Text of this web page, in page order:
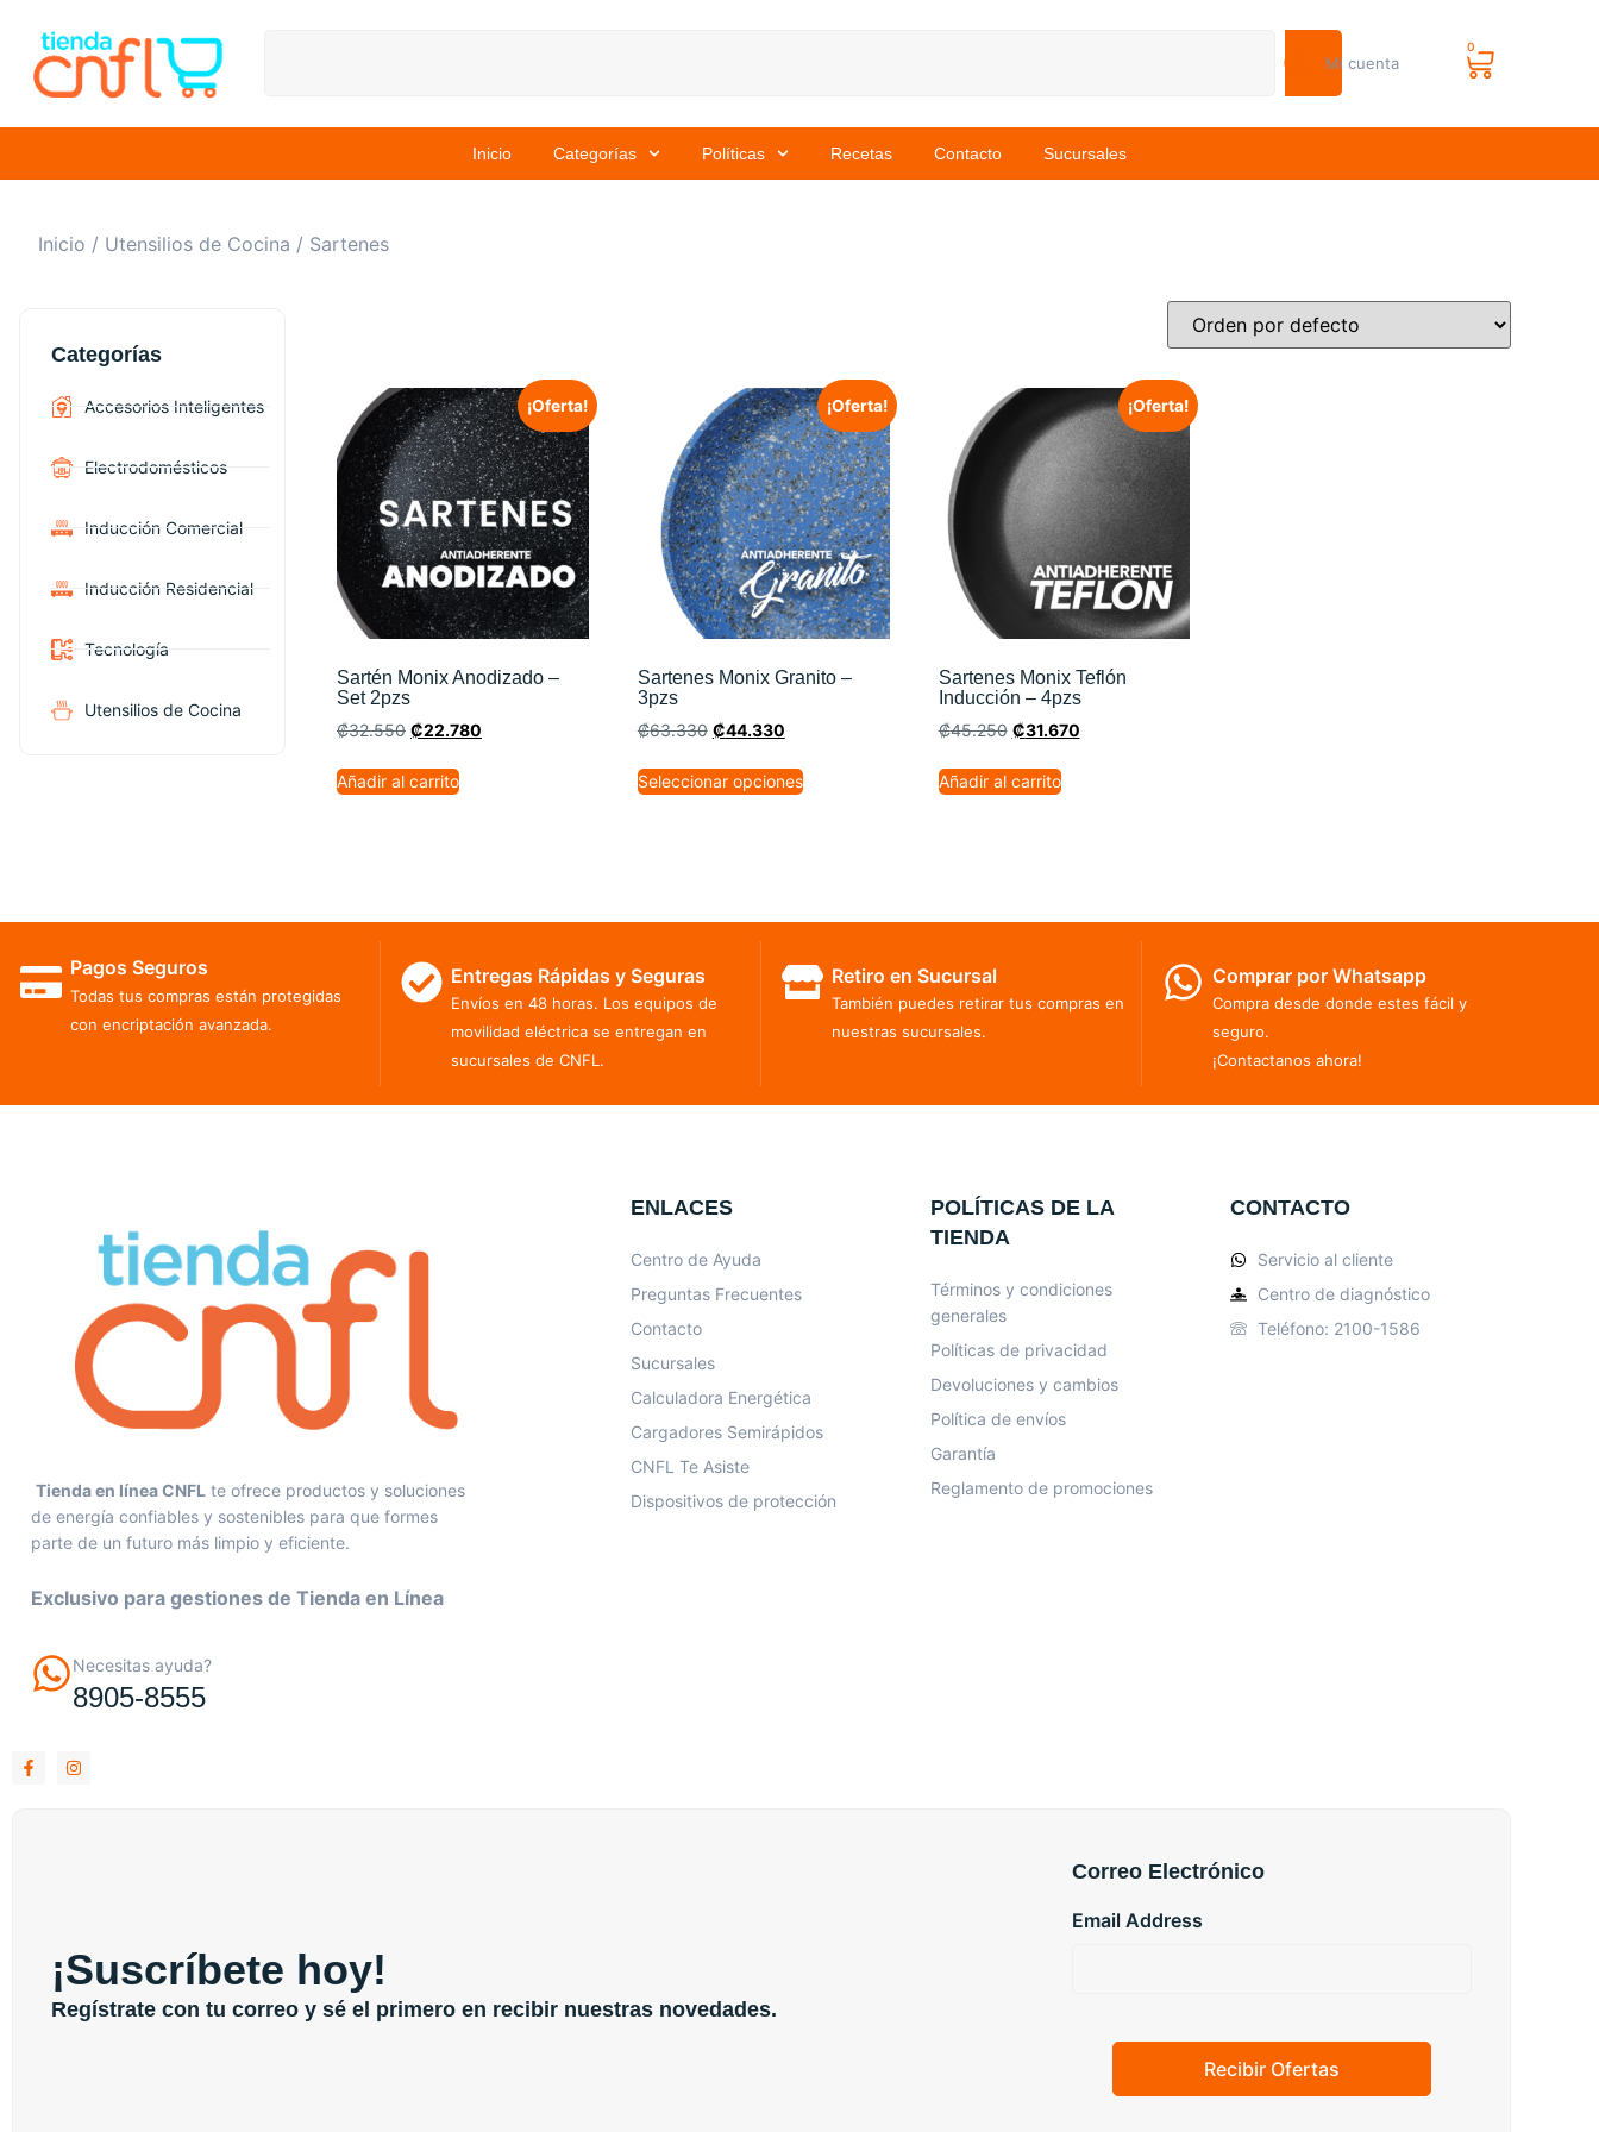
Mi cuenta
0
Inicio Categorías Políticas Recetas Contacto Sucursales
Inicio / Utensilios de Cocina / Sartenes
Categorías
Accesorios Inteligentes
Electrodomésticos
Inducción Comercial
Inducción Residencial
Tecnología
Utensilios de Cocina
¡Oferta!
Sartén Monix Anodizado –
Set 2pzs
₡32.550 ₡22.780
Añadir al carrito
¡Oferta!
Sartenes Monix Granito –
3pzs
₡63.330 ₡44.330
Seleccionar opciones
¡Oferta!
Sartenes Monix Teflón
Inducción – 4pzs
₡45.250 ₡31.670
Añadir al carrito
Pagos Seguros
Todas tus compras están protegidas
con encriptación avanzada.
Entregas Rápidas y Seguras
Envíos en 48 horas. Los equipos de
movilidad eléctrica se entregan en
sucursales de CNFL.
Retiro en Sucursal
También puedes retirar tus compras en
nuestras sucursales.
Comprar por Whatsapp
Compra desde donde estes fácil y
seguro.
¡Contactanos ahora!
Tienda en línea CNFL te ofrece productos y soluciones
de energía confiables y sostenibles para que formes
parte de un futuro más limpio y eficiente.
Exclusivo para gestiones de Tienda en Línea
Necesitas ayuda?
8905-8555
ENLACES
Centro de Ayuda
Preguntas Frecuentes
Contacto
Sucursales
Calculadora Energética
Cargadores Semirápidos
CNFL Te Asiste
Dispositivos de protección
POLÍTICAS DE LA
TIENDA
Términos y condiciones
generales
Políticas de privacidad
Devoluciones y cambios
Política de envíos
Garantía
Reglamento de promociones
CONTACTO
Servicio al cliente
Centro de diagnóstico
Teléfono: 2100-1586
¡Suscríbete hoy!
Regístrate con tu correo y sé el primero en recibir nuestras novedades.
Correo Electrónico
Email Address